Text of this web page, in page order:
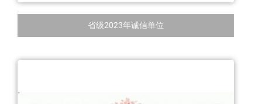
省级2023年诚信单位